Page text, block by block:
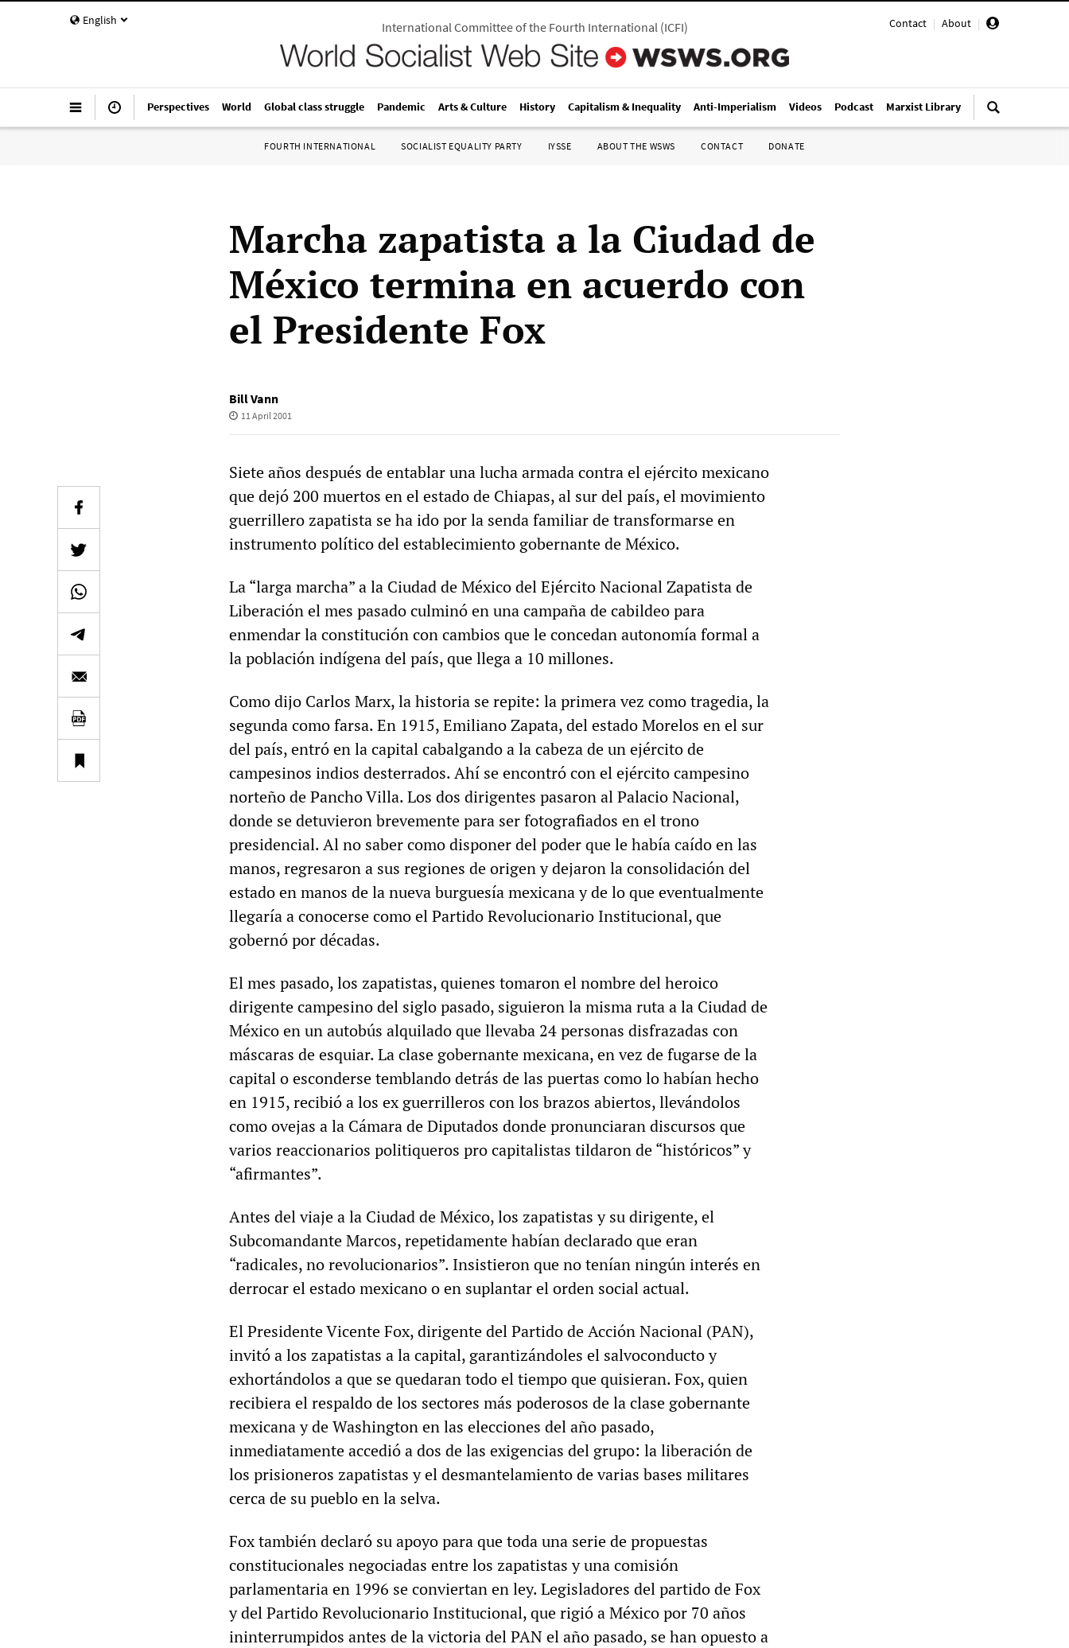
English Contact | About |
International Committee of the Fourth International(ICFI)
Perspectives World Global class struggle Pandemic Arts & Culture History Capitalism & Inequality Anti-Imperialism Videos Podcast Marxist Library
FOURTH INTERNATIONAL SOCIALIST EQUALITY PARTY IYSSE ABOUT THE WSWS CONTACT DONATE
Marcha zapatista a la Ciudad de
México termina en acuerdo con
el Presidente Fox
Bill Vann
11 April 2001
Siete años después de entablar una lucha armada contra el ejército mexicano
que dejó 200 muertos en el estado de Chiapas, al sur del país, el movimiento
guerrillero zapatista se ha ido por la senda familiar de transformarse en
instrumento político del establecimiento gobernante de México.
La “larga marcha” a la Ciudad de México del Ejército Nacional Zapatista de
Liberación el mes pasado culminó en una campaña de cabildeo para
enmendar la constitución con cambios que le concedan autonomía formal a
la población indígena del país, que llega a 10 millones.
Como dijo Carlos Marx, la historia se repite: la primera vez como tragedia, la
segunda como farsa. En 1915, Emiliano Zapata, del estado Morelos en el sur
del país, entró en la capital cabalgando a la cabeza de un ejército de
campesinos indios desterrados. Ahí se encontró con el ejército campesino
norteño de Pancho Villa. Los dos dirigentes pasaron al Palacio Nacional,
donde se detuvieron brevemente para ser fotografiados en el trono
presidencial. Al no saber como disponer del poder que le había caído en las
manos, regresaron a sus regiones de origen y dejaron la consolidación del
estado en manos de la nueva burguesía mexicana y de lo que eventualmente
llegaría a conocerse como el Partido Revolucionario Institucional, que
gobernó por décadas.
El mes pasado, los zapatistas, quienes tomaron el nombre del heroico
dirigente campesino del siglo pasado, siguieron la misma ruta a la Ciudad de
México en un autobús alquilado que llevaba 24 personas disfrazadas con
máscaras de esquiar. La clase gobernante mexicana, en vez de fugarse de la
capital o esconderse temblando detrás de las puertas como lo habían hecho
en 1915, recibió a los ex guerrilleros con los brazos abiertos, llevándolos
como ovejas a la Cámara de Diputados donde pronunciaran discursos que
varios reaccionarios politiqueros pro capitalistas tildaron de “históricos” y
“afirmantes”.
Antes del viaje a la Ciudad de México, los zapatistas y su dirigente, el
Subcomandante Marcos, repetidamente habían declarado que eran
“radicales, no revolucionarios”. Insistieron que no tenían ningún interés en
derrocar el estado mexicano o en suplantar el orden social actual.
El Presidente Vicente Fox, dirigente del Partido de Acción Nacional (PAN),
invitó a los zapatistas a la capital, garantizándoles el salvoconducto y
exhortándolos a que se quedaran todo el tiempo que quisieran. Fox, quien
recibiera el respaldo de los sectores más poderosos de la clase gobernante
mexicana y de Washington en las elecciones del año pasado,
inmediatamente accedió a dos de las exigencias del grupo: la liberación de
los prisioneros zapatistas y el desmantelamiento de varias bases militares
cerca de su pueblo en la selva.
Fox también declaró su apoyo para que toda una serie de propuestas
constitucionales negociadas entre los zapatistas y una comisión
parlamentaria en 1996 se conviertan en ley. Legisladores del partido de Fox
y del Partido Revolucionario Institucional, que rigió a México por 70 años
ininterrumpidos antes de la victoria del PAN el año pasado, se han opuesto a